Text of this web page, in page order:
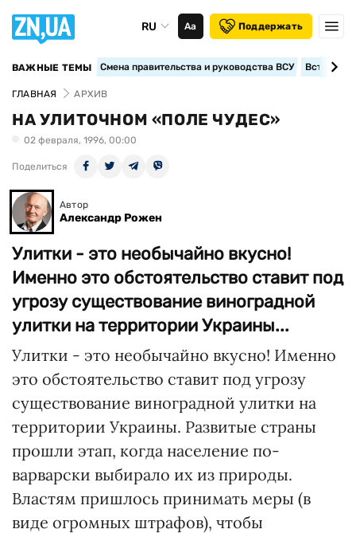
RU Аа Поддержать
ВАЖНЫЕ ТЕМЫ Смена правительства и руководства ВСУ
ГЛАВНАЯ АРХИВ
НА УЛИТОЧНОМ «ПОЛЕ ЧУДЕС»
02 февраля, 1996, 00:00
Поделиться
Автор
Александр Рожен
Улитки - это необычайно вкусно!
Именно это обстоятельство ставит под
угрозу существование виноградной
улитки на территории Украины...
Улитки - это необычайно вкусно! Именно
это обстоятельство ставит под угрозу
существование виноградной улитки на
территории Украины. Развитые страны
прошли этап, когда население по-
варварски выбирало их из природы.
Властям пришлось принимать меры (в
виде огромных штрафов), чтобы